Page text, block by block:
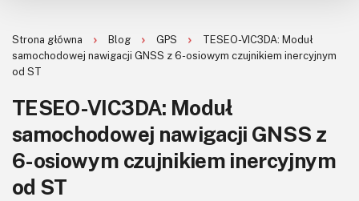
Projekty
DIY+
Czytelnia
Strona główna Blog GPS
TESEO-VIC3DA: Moduł
samochodowej nawigacji GNSS z 6-osiowym czujnikiem inercyjnym
od ST
TESEO-VIC3DA: Moduł
samochodowej nawigacji GNSS z
6-osiowym czujnikiem inercyjnym
od ST